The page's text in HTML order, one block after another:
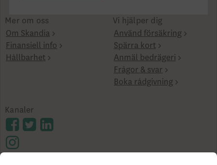
Mer om oss
Om Skandia
Finansiell info
Hållbarhet
Vi hjälper dig
Använd försäkring
Spärra kort
Anmäl bedrägeri
Frågor & svar
Boka rådgivning
Kanaler